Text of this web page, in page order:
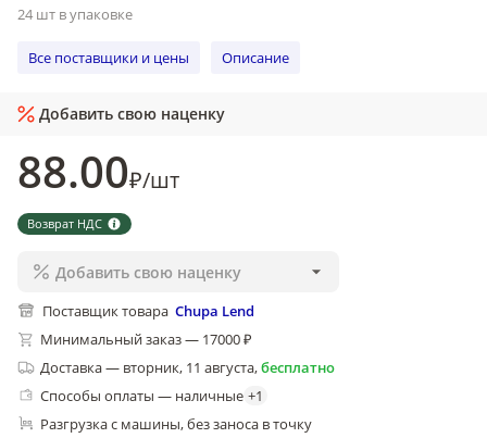
24 шт в упаковке
Все поставщики и цены Описание
Добавить свою наценку
88.00₽/шт
Возврат НДС
Добавить свою наценку
Поставщик товара Chupa Lend
Минимальный заказ — 17000 ₽
Доставка— вторник, 11 августа,бесплатно
Способы оплаты — наличные +1
Разгрузка с машины, без заноса в точку